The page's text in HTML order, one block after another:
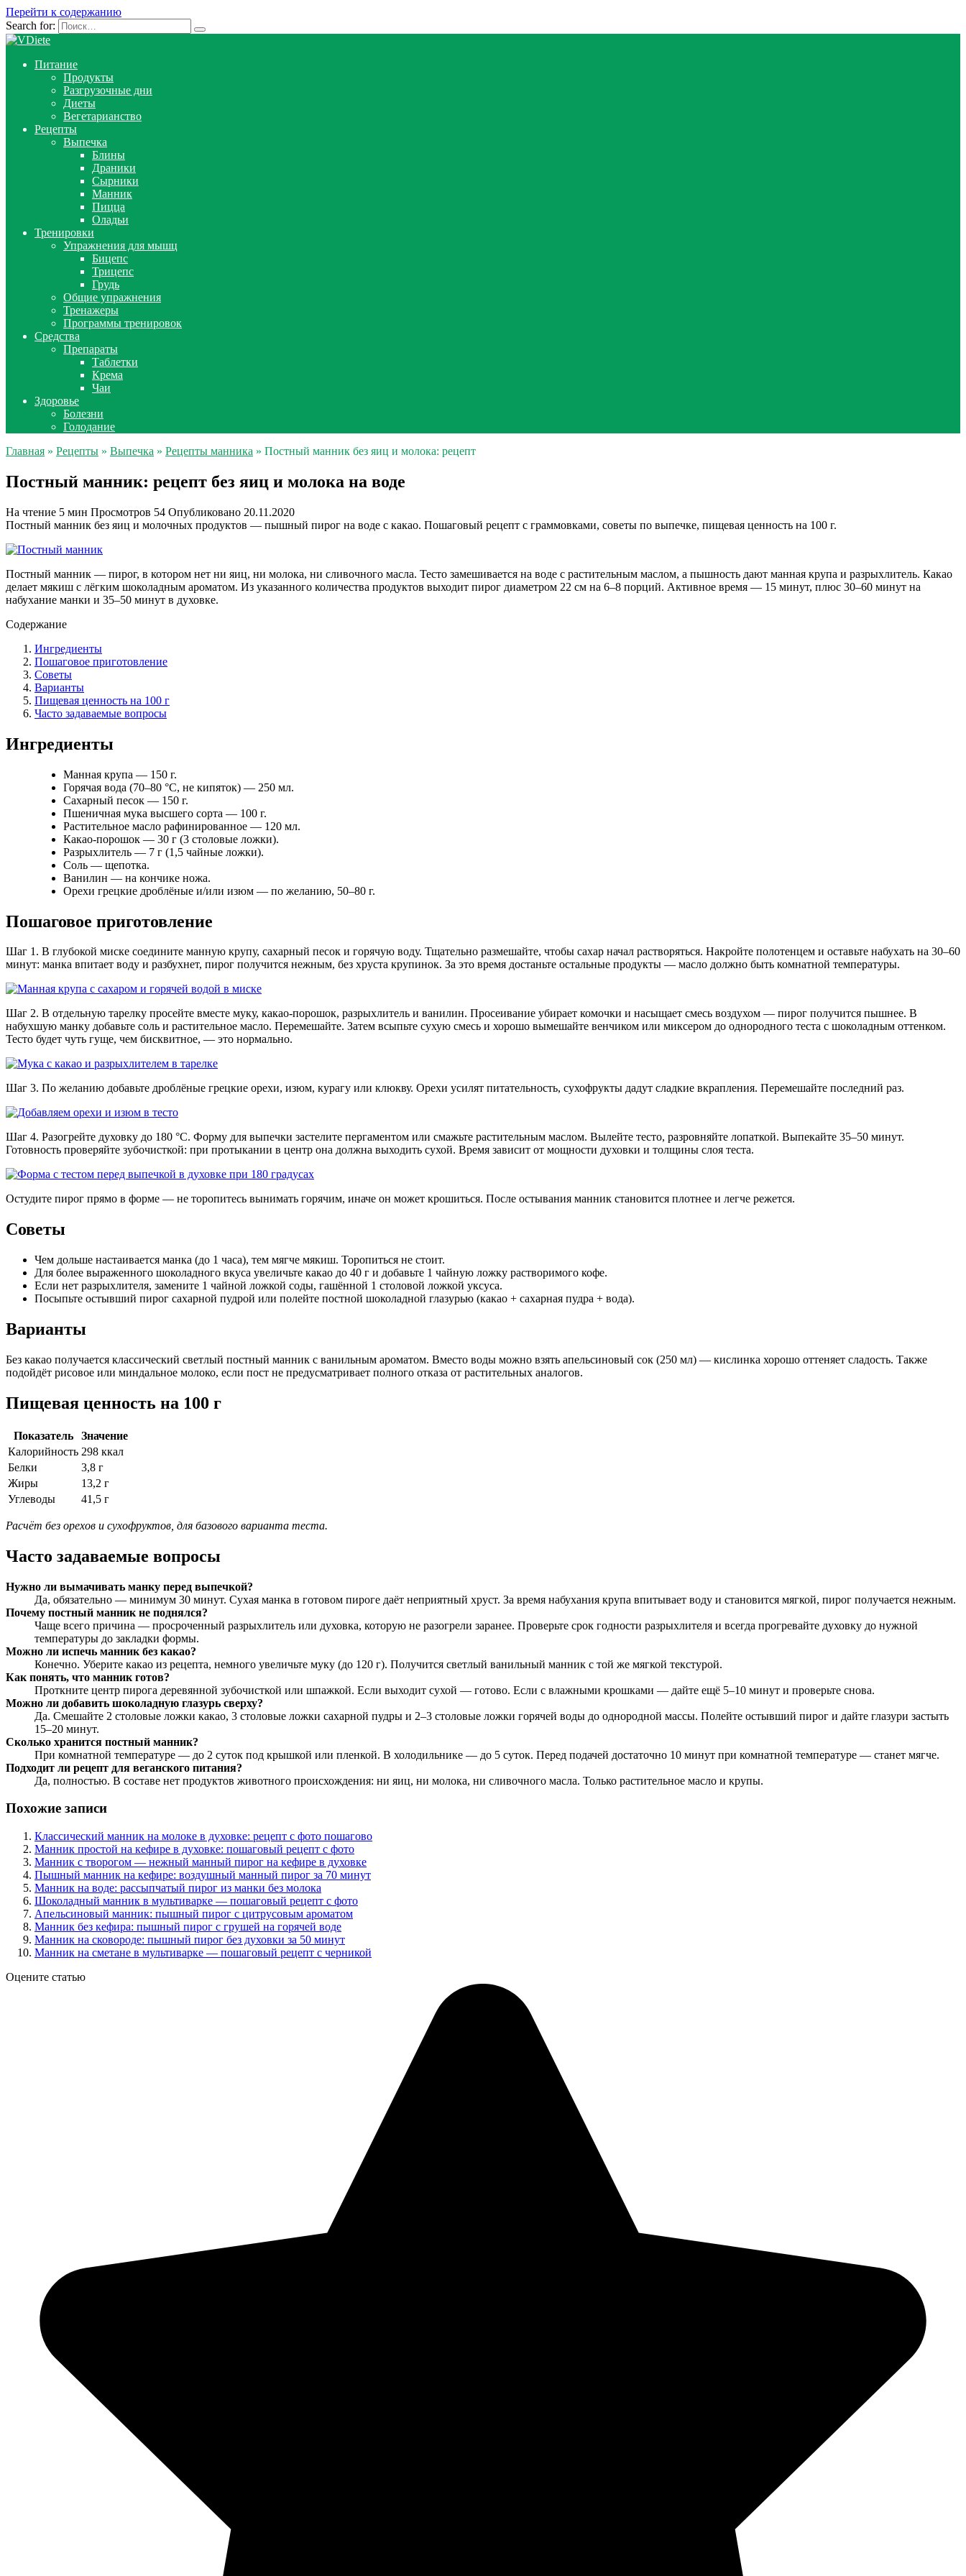
Перейти к содержанию
Search for:
Питание
Продукты
Разгрузочные дни
Диеты
Вегетарианство
Рецепты
Выпечка
Блины
Драники
Сырники
Манник
Пицца
Оладьи
Тренировки
Упражнения для мышц
Бицепс
Трицепс
Грудь
Общие упражнения
Тренажеры
Программы тренировок
Средства
Препараты
Таблетки
Крема
Чаи
Здоровье
Болезни
Голодание
Главная » Рецепты » Выпечка » Рецепты манника » Постный манник без яиц и молока: рецепт
Постный манник: рецепт без яиц и молока на воде
На чтение 5 мин Просмотров 54 Опубликовано 20.11.2020
Постный манник без яиц и молочных продуктов — пышный пирог на воде с какао. Пошаговый рецепт с граммовками, советы по выпечке, пищевая ценность на 100 г.
Постный манник — пирог, в котором нет ни яиц, ни молока, ни сливочного масла. Тесто замешивается на воде с растительным маслом, а пышность дают манная крупа и разрыхлитель. Какао
делает мякиш с лёгким шоколадным ароматом. Из указанного количества продуктов выходит пирог диаметром 22 см на 6–8 порций. Активное время — 15 минут, плюс 30–60 минут на
набухание манки и 35–50 минут в духовке.
Содержание
Ингредиенты
Пошаговое приготовление
Советы
Варианты
Пищевая ценность на 100 г
Часто задаваемые вопросы
Ингредиенты
Манная крупа — 150 г.
Горячая вода (70–80 °C, не кипяток) — 250 мл.
Сахарный песок — 150 г.
Пшеничная мука высшего сорта — 100 г.
Растительное масло рафинированное — 120 мл.
Какао-порошок — 30 г (3 столовые ложки).
Разрыхлитель — 7 г (1,5 чайные ложки).
Соль — щепотка.
Ванилин — на кончике ножа.
Орехи грецкие дроблёные и/или изюм — по желанию, 50–80 г.
Пошаговое приготовление
Шаг 1. В глубокой миске соедините манную крупу, сахарный песок и горячую воду. Тщательно размешайте, чтобы сахар начал растворяться. Накройте полотенцем и оставьте набухать на 30–60
минут: манка впитает воду и разбухнет, пирог получится нежным, без хруста крупинок. За это время достаньте остальные продукты — масло должно быть комнатной температуры.
Шаг 2. В отдельную тарелку просейте вместе муку, какао-порошок, разрыхлитель и ванилин. Просеивание убирает комочки и насыщает смесь воздухом — пирог получится пышнее. В
набухшую манку добавьте соль и растительное масло. Перемешайте. Затем всыпьте сухую смесь и хорошо вымешайте венчиком или миксером до однородного теста с шоколадным оттенком.
Тесто будет чуть гуще, чем бисквитное, — это нормально.
Шаг 3. По желанию добавьте дроблёные грецкие орехи, изюм, курагу или клюкву. Орехи усилят питательность, сухофрукты дадут сладкие вкрапления. Перемешайте последний раз.
Шаг 4. Разогрейте духовку до 180 °C. Форму для выпечки застелите пергаментом или смажьте растительным маслом. Вылейте тесто, разровняйте лопаткой. Выпекайте 35–50 минут.
Готовность проверяйте зубочисткой: при протыкании в центр она должна выходить сухой. Время зависит от мощности духовки и толщины слоя теста.
Остудите пирог прямо в форме — не торопитесь вынимать горячим, иначе он может крошиться. После остывания манник становится плотнее и легче режется.
Советы
Чем дольше настаивается манка (до 1 часа), тем мягче мякиш. Торопиться не стоит.
Для более выраженного шоколадного вкуса увеличьте какао до 40 г и добавьте 1 чайную ложку растворимого кофе.
Если нет разрыхлителя, замените 1 чайной ложкой соды, гашённой 1 столовой ложкой уксуса.
Посыпьте остывший пирог сахарной пудрой или полейте постной шоколадной глазурью (какао + сахарная пудра + вода).
Варианты
Без какао получается классический светлый постный манник с ванильным ароматом. Вместо воды можно взять апельсиновый сок (250 мл) — кислинка хорошо оттеняет сладость. Также
подойдёт рисовое или миндальное молоко, если пост не предусматривает полного отказа от растительных аналогов.
Пищевая ценность на 100 г
Показатель
Значение
Калорийность 298 ккал
Белки
3,8 г
Жиры
13,2 г
Углеводы
41,5 г
Расчёт без орехов и сухофруктов, для базового варианта теста.
Часто задаваемые вопросы
Нужно ли вымачивать манку перед выпечкой?
Да, обязательно — минимум 30 минут. Сухая манка в готовом пироге даёт неприятный хруст. За время набухания крупа впитывает воду и становится мягкой, пирог получается нежным.
Почему постный манник не поднялся?
Чаще всего причина — просроченный разрыхлитель или духовка, которую не разогрели заранее. Проверьте срок годности разрыхлителя и всегда прогревайте духовку до нужной
температуры до закладки формы.
Можно ли испечь манник без какао?
Конечно. Уберите какао из рецепта, немного увеличьте муку (до 120 г). Получится светлый ванильный манник с той же мягкой текстурой.
Как понять, что манник готов?
Проткните центр пирога деревянной зубочисткой или шпажкой. Если выходит сухой — готово. Если с влажными крошками — дайте ещё 5–10 минут и проверьте снова.
Можно ли добавить шоколадную глазурь сверху?
Да. Смешайте 2 столовые ложки какао, 3 столовые ложки сахарной пудры и 2–3 столовые ложки горячей воды до однородной массы. Полейте остывший пирог и дайте глазури застыть
15–20 минут.
Сколько хранится постный манник?
При комнатной температуре — до 2 суток под крышкой или пленкой. В холодильнике — до 5 суток. Перед подачей достаточно 10 минут при комнатной температуре — станет мягче.
Подходит ли рецепт для веганского питания?
Да, полностью. В составе нет продуктов животного происхождения: ни яиц, ни молока, ни сливочного масла. Только растительное масло и крупы.
Похожие записи
Классический манник на молоке в духовке: рецепт с фото пошагово
Манник простой на кефире в духовке: пошаговый рецепт с фото
Манник с творогом — нежный манный пирог на кефире в духовке
Пышный манник на кефире: воздушный манный пирог за 70 минут
Манник на воде: рассыпчатый пирог из манки без молока
Шоколадный манник в мультиварке — пошаговый рецепт с фото
Апельсиновый манник: пышный пирог с цитрусовым ароматом
Манник без кефира: пышный пирог с грушей на горячей воде
Манник на сковороде: пышный пирог без духовки за 50 минут
Манник на сметане в мультиварке — пошаговый рецепт с черникой
Оцените статью